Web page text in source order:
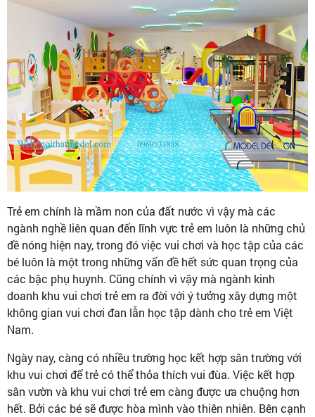
Trẻ em chính là mầm non của đất nước vì vậy mà các
ngành nghề liên quan đến lĩnh vực trẻ em luôn là những chủ
đề nóng hiện nay, trong đó việc vui chơi và học tập của các
bé luôn là một trong những vấn đề hết sức quan trọng của
các bậc phụ huynh. Cũng chính vì vậy mà ngành kinh
doanh khu vui chơi trẻ em ra đời với ý tưởng xây dựng một
không gian vui chơi đan lẫn học tập dành cho trẻ em Việt
Nam.
Ngày nay, càng có nhiều trường học kết hợp sân trường với
khu vui chơi để trẻ có thể thỏa thích vui đùa. Việc kết hợp
sân vườn và khu vui chơi trẻ em càng được ưa chuộng hơn
hết. Bởi các bé sẽ được hòa mình vào thiên nhiên. Bên cạnh